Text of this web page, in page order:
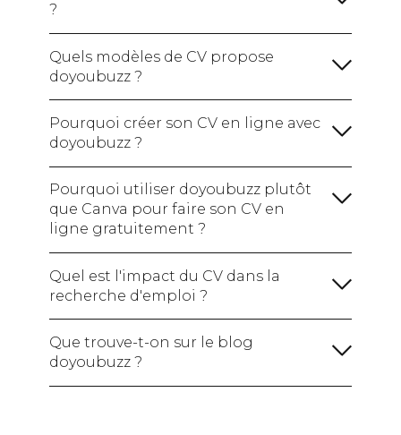
Je crée mon CV gratuitement !
Une section sur vos études et vos
formations :
Une rubrique sur vos compétences :
(hard skills / soft skills /
logiciels maîtrisés)
Ajoutez également vos
Une section sur vos centres d'intérêt :
Une section sur vos réalisations :
votre CV en ligne avec un site
web à votre nom.
Je crée mon CV !
Avec la formule gratuite :
Avec les formules payantes :
Créer mon CV en ligne
?
Quels modèles de CV propose
doyoubuzz ?
Pourquoi créer son CV en ligne avec
doyoubuzz ?
Pourquoi utiliser doyoubuzz plutôt
que Canva pour faire son CV en
ligne gratuitement ?
Quel est l'impact du CV dans la
recherche d'emploi ?
Que trouve-t-on sur le blog
doyoubuzz ?